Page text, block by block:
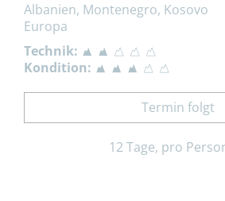
Albanien, Montenegro, Kosovo
Europa
Technik:
Kondition:
Termin folgt
12 Tage, pro